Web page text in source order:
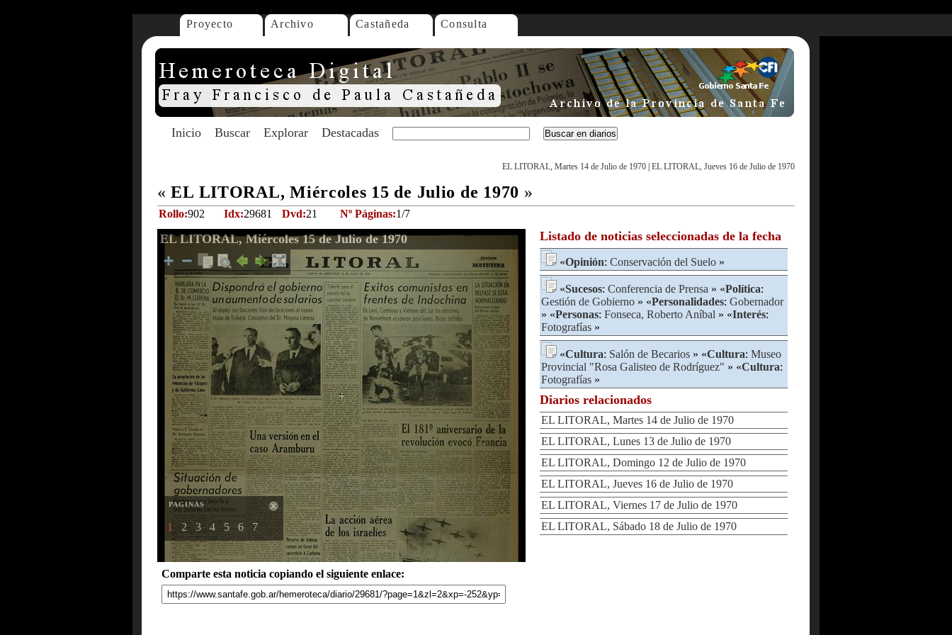
Proyecto Archivo Castañeda Consulta
Inicio Buscar Explorar Destacadas
EL LITORAL, Martes 14 de Julio de 1970 EL LITORAL, Jueves 16 de Julio de 1970
« EL LITORAL, Miércoles 15 de Julio de 1970 »
Rollo:902 Idx:29681 Dvd:21 Nº Páginas:1/7
EL LITORAL, Miércoles 15 de Julio de 1970
PAGINAS
1 2 3 4 5 6 7
Comparte esta noticia copiando el siguiente enlace:
Listado de noticias seleccionadas de la fecha
«Opinión: Conservación del Suelo »
«Sucesos: Conferencia de Prensa » «Política:
Gestión de Gobierno » «Personalidades: Gobernador
» «Personas: Fonseca, Roberto Aníbal » «Interés:
Fotografías »
«Cultura: Salón de Becarios » «Cultura: Museo
Provincial "Rosa Galisteo de Rodríguez" » «Cultura:
Fotografías »
Diarios relacionados
EL LITORAL, Martes 14 de Julio de 1970
EL LITORAL, Lunes 13 de Julio de 1970
EL LITORAL, Domingo 12 de Julio de 1970
EL LITORAL, Jueves 16 de Julio de 1970
EL LITORAL, Viernes 17 de Julio de 1970
EL LITORAL, Sábado 18 de Julio de 1970